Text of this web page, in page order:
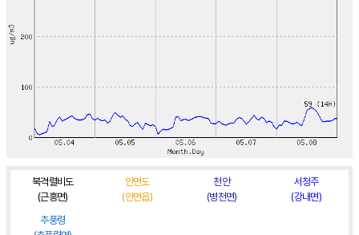
북격렬비도
(근흥면)
안면도
(안면읍)
천안
(병천면)
서청주
(강내면)
추풍령